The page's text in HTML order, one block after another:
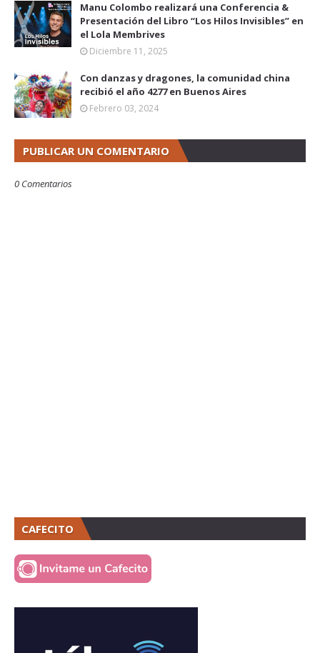
Manu Colombo realizará una Conferencia &
Presentación del Libro “Los Hilos Invisibles” en
el Lola Membrives
Diciembre 11, 2025
Con danzas y dragones, la comunidad china
recibió el año 4277 en Buenos Aires
Febrero 03, 2024
PUBLICAR UN COMENTARIO
0 Comentarios
CAFECITO